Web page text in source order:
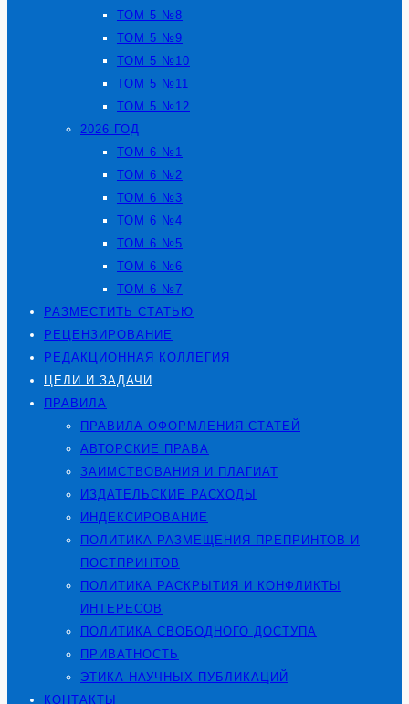
ТОМ 5 №8
ТОМ 5 №9
ТОМ 5 №10
ТОМ 5 №11
ТОМ 5 №12
2026 ГОД
ТОМ 6 №1
ТОМ 6 №2
ТОМ 6 №3
ТОМ 6 №4
ТОМ 6 №5
ТОМ 6 №6
ТОМ 6 №7
РАЗМЕСТИТЬ СТАТЬЮ
РЕЦЕНЗИРОВАНИЕ
РЕДАКЦИОННАЯ КОЛЛЕГИЯ
ЦЕЛИ И ЗАДАЧИ
ПРАВИЛА
ПРАВИЛА ОФОРМЛЕНИЯ СТАТЕЙ
АВТОРСКИЕ ПРАВА
ЗАИМСТВОВАНИЯ И ПЛАГИАТ
ИЗДАТЕЛЬСКИЕ РАСХОДЫ
ИНДЕКСИРОВАНИЕ
ПОЛИТИКА РАЗМЕЩЕНИЯ ПРЕПРИНТОВ И
ПОСТПРИНТОВ
ПОЛИТИКА РАСКРЫТИЯ И КОНФЛИКТЫ
ИНТЕРЕСОВ
ПОЛИТИКА СВОБОДНОГО ДОСТУПА
ПРИВАТНОСТЬ
ЭТИКА НАУЧНЫХ ПУБЛИКАЦИЙ
КОНТАКТЫ